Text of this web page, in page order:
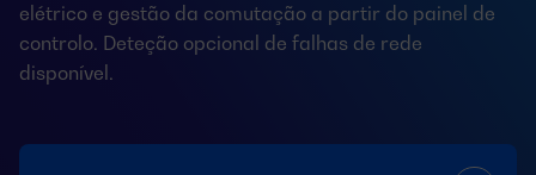
elétrico e gestão da comutação a partir do painel de
controlo. Deteção opcional de falhas de rede
disponível.